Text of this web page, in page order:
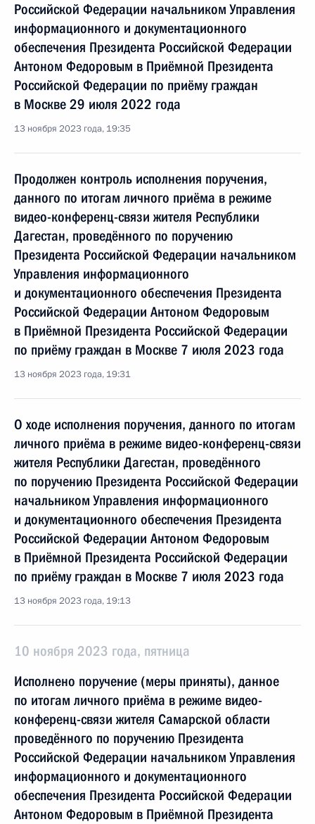
Российской Федерации начальником Управления
информационного и документационного
обеспечения Президента Российской Федерации
Антоном Федоровым в Приёмной Президента
Российской Федерации по приёму граждан
в Москве 29 июля 2022 года
13 ноября 2023 года, 19:35
Продолжен контроль исполнения поручения,
данного по итогам личного приёма в режиме
видео-конференц-связи жителя Республики
Дагестан, проведённого по поручению
Президента Российской Федерации начальником
Управления информационного
и документационного обеспечения Президента
Российской Федерации Антоном Федоровым
в Приёмной Президента Российской Федерации
по приёму граждан в Москве 7 июля 2023 года
13 ноября 2023 года, 19:31
О ходе исполнения поручения, данного по итогам
личного приёма в режиме видео-конференц-связи
жителя Республики Дагестан, проведённого
по поручению Президента Российской Федерации
начальником Управления информационного
и документационного обеспечения Президента
Российской Федерации Антоном Федоровым
в Приёмной Президента Российской Федерации
по приёму граждан в Москве 7 июля 2023 года
13 ноября 2023 года, 19:13
10 ноября 2023 года, пятница
Исполнено поручение (меры приняты), данное
по итогам личного приёма в режиме видео-
конференц-связи жителя Самарской области
проведённого по поручению Президента
Российской Федерации начальником Управления
информационного и документационного
обеспечения Президента Российской Федерации
Антоном Федоровым в Приёмной Президента